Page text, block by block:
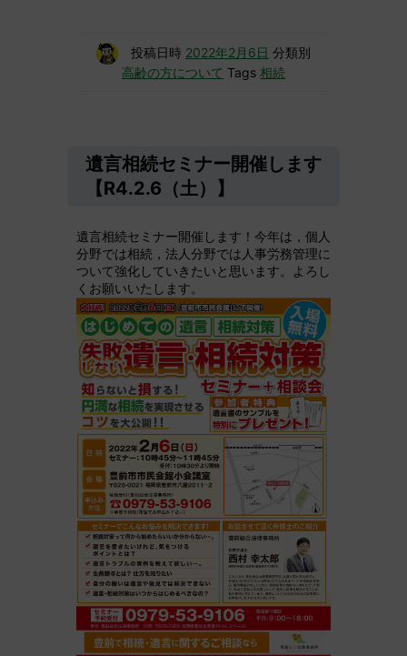
投稿日時 2022年2月6日 分類別
高齢の方について Tags 相続
遺言相続セミナー開催します
【R4.2.6（土）】
遺言相続セミナー開催します！今年は，個人
分野では相続，法人分野では人事労務管理に
ついて強化していきたいと思います。よろし
くお願いいたします。